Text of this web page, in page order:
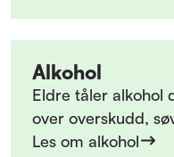
Alkohol
Eldre tåler alkohol
over overskudd,
Les om alkohol